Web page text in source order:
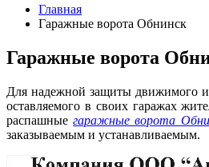
Главная
Гаражные ворота Обнинск
Гаражные ворота
Для надежной защиты движимого
оставляемого в своих гаражах
распашныегаражные ворота
заказываемым и устанавливаемым.